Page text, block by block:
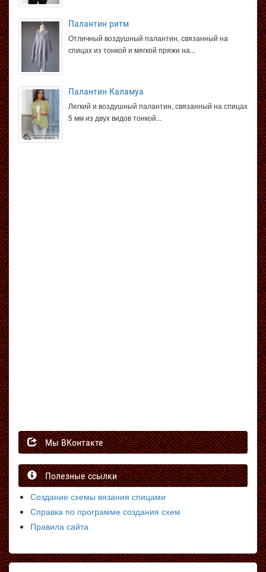
Палантин ритм
Отличный воздушный палантин, связанный на
спицах из тонкой и мягкой пряжи на...
Палантин Каламуа
Легкий и воздушный палантин, связанный на спицах
5 мм из двух видов тонкой...
Мы ВКонтакте
Полезные ссылки
Создание схемы вязания спицами
Справка по программе создания схем
Правила сайта